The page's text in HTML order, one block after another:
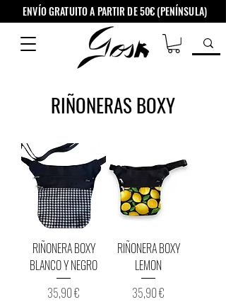
ENVÍO GRATUITO A PARTIR DE 50€ (PENÍNSULA)
RIÑONERAS BOXY
RIÑONERA BOXY
BLANCO Y NEGRO
Precio
35,90 €
RIÑONERA BOXY
LEMON
Precio
35,90 €